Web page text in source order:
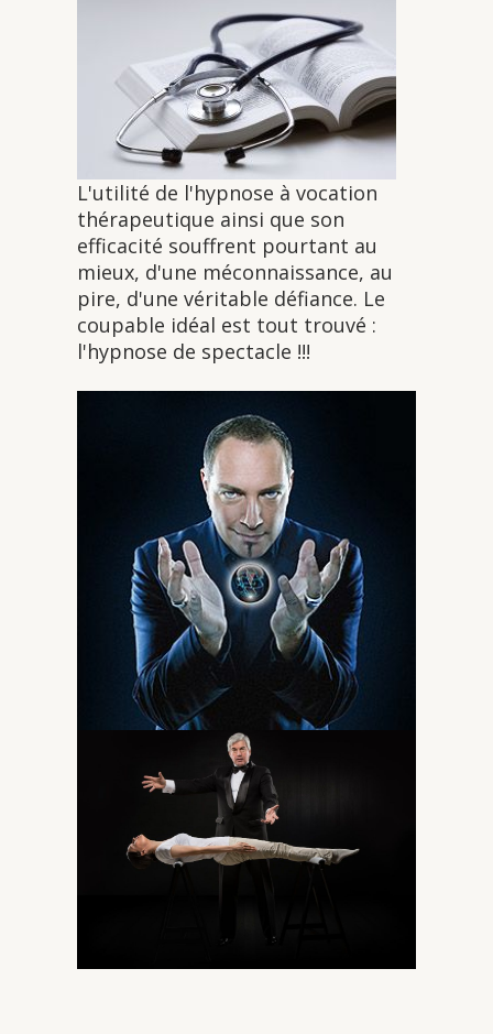
L'utilité de l'hypnose à vocation
thérapeutique ainsi que son
efficacité souffrent pourtant au
mieux, d'une méconnaissance, au
pire, d'une véritable défiance. Le
coupable idéal est tout trouvé :
l'hypnose de spectacle !!!